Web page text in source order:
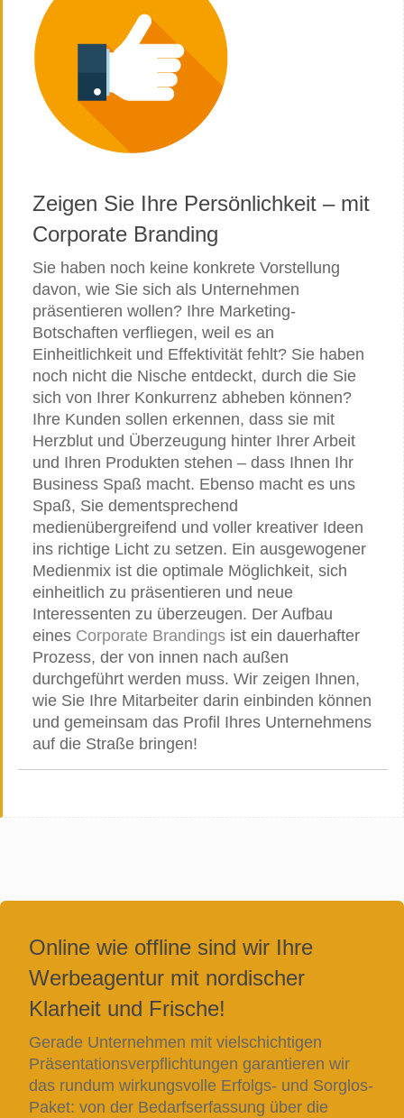
Zeigen Sie Ihre Persönlichkeit – mit
Corporate Branding
Sie haben noch keine konkrete Vorstellung
davon, wie Sie sich als Unternehmen
präsentieren wollen? Ihre Marketing-
Botschaften verfliegen, weil es an
Einheitlichkeit und Effektivität fehlt? Sie haben
noch nicht die Nische entdeckt, durch die Sie
sich von Ihrer Konkurrenz abheben können?
Ihre Kunden sollen erkennen, dass sie mit
Herzblut und Überzeugung hinter Ihrer Arbeit
und Ihren Produkten stehen – dass Ihnen Ihr
Business Spaß macht. Ebenso macht es uns
Spaß, Sie dementsprechend
medienübergreifend und voller kreativer Ideen
ins richtige Licht zu setzen. Ein ausgewogener
Medienmix ist die optimale Möglichkeit, sich
einheitlich zu präsentieren und neue
Interessenten zu überzeugen. Der Aufbau
eines Corporate Brandingsist ein dauerhafter
Prozess, der von innen nach außen
durchgeführt werden muss. Wir zeigen Ihnen,
wie Sie Ihre Mitarbeiter darin einbinden können
und gemeinsam das Profil Ihres Unternehmens
auf die Straße bringen!
Online wie offline sind wir Ihre
Werbeagentur mit nordischer
Klarheit und Frische!
Gerade Unternehmen mit vielschichtigen
Präsentationsverpflichtungen garantieren wir
das rundum wirkungsvolle Erfolgs- und Sorglos-
Paket: von der Bedarfserfassung über die